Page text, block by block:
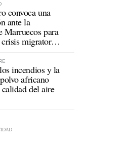
convoca una
ante la
Marruecos para
migratoria
incendios y la
africano
del aire